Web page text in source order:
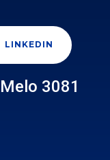
LINKEDIN
3081